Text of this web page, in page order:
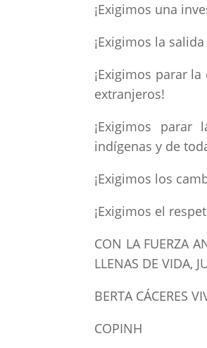
¡Exigimos una
¡Exigimos la
¡Exigimos parar
extranjeros!
¡Exigimos
indígenas y de
¡Exigimos los
¡Exigimos el
CON LA FUERZA
LLENAS DE VIDA,
BERTA CÁCERES
COPINH